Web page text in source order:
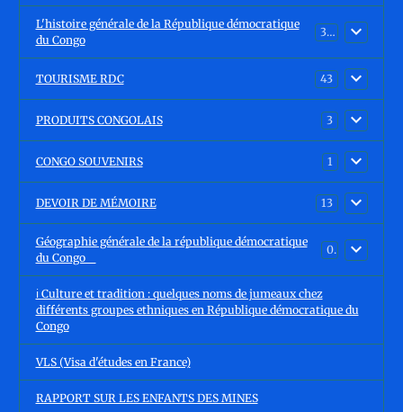
L'histoire générale de la République démocratique
du Congo
30
TOURISME RDC 43
PRODUITS CONGOLAIS 3
CONGO SOUVENIRS 1
DEVOIR DE MÉMOIRE 13
Géographie générale de la république démocratique
du Congo
0
ℹ️ Culture et tradition : quelques noms de jumeaux chez
différents groupes ethniques en République démocratique du
Congo
VLS (Visa d'études en France)
RAPPORT SUR LES ENFANTS DES MINES